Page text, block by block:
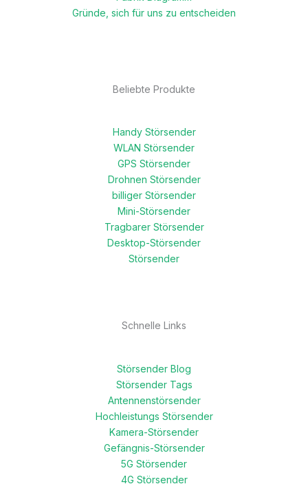
Gründe, sich für uns zu entscheiden
Beliebte Produkte
Handy Störsender
WLAN Störsender
GPS Störsender
Drohnen Störsender
billiger Störsender
Mini-Störsender
Tragbarer Störsender
Desktop-Störsender
Störsender
Schnelle Links
Störsender Blog
Störsender Tags
Antennenstörsender
Hochleistungs Störsender
Kamera-Störsender
Gefängnis-Störsender
5G Störsender
4G Störsender